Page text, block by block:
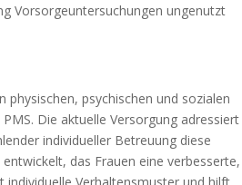
Vorsorgeuntersuchungen ungenutzt
psychischen und sozialen
Die aktuelle Versorgung adressiert
individueller Betreuung diese
das Frauen eine verbesserte,